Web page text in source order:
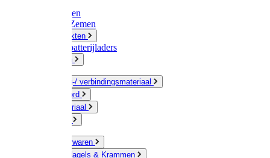
Zaksluitingen
Sponzen / Zemen
Zeepprodukten
Batterij & batterijladers
Zaklampen
Verpakking-/ verbindingsmateriaal
Touw / Koord
Afdekmateriaal
Kleine ijzerwaren
Spijkers, Nagels & Krammen